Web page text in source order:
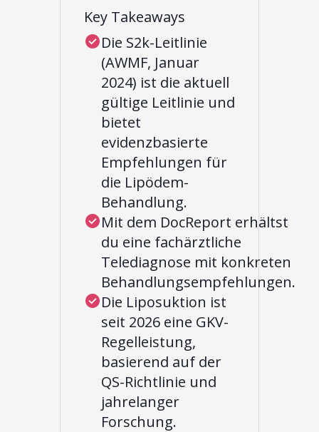
Key Takeaways
Die S2k-Leitlinie
(AWMF, Januar
2024) ist die aktuell
gültige Leitlinie und
bietet
evidenzbasierte
Empfehlungen für
die Lipödem-
Behandlung.
Mit dem DocReport erhältst
du eine fachärztliche
Telediagnose mit konkreten
Behandlungsempfehlungen.
Die Liposuktion ist
seit 2026 eine GKV-
Regelleistung,
basierend auf der
QS-Richtlinie und
jahrelanger
Forschung.